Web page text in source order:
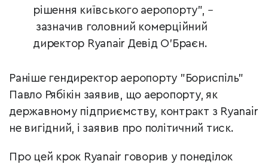
рішення київського аеропорту", –
зазначив головний комерційний
директор Ryanair Девід О'Браєн.
Раніше гендиректор аеропорту "Бориспіль"
Павло Рябікін заявив, що аеропорту, як
державному підприємству, контракт з Ryanair
не вигідний, і заявив про політичний тиск.
Про цей крок Ryanair говорив у понеділок